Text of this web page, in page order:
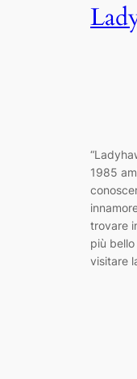
1985
trovare
più
visitare